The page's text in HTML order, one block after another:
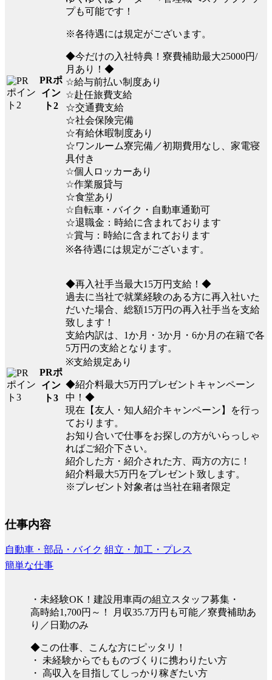
PRポ
イン
ト2
プも可能です！
※各待遇には規定がございます。
◆今だけの入社特典！寮費補助最大25000円/
月あり！◆
☆給与前払い制度あり
☆赴任旅費支給
☆交通費支給
☆社会保険完備
☆有給休暇制度あり
☆ワンルーム寮完備／初期費用なし、家電寝
具付き
☆個人ロッカーあり
☆作業服貸与
☆食堂あり
☆自転車・バイク・自動車通勤可
☆退職金：時給に含まれております
☆賞与：時給に含まれております
※各待遇には規定がございます。
PRポ
イン
ト3
◆再入社手当最大15万円支給！◆
過去に当社で就業経験のある方に再入社いた
だいた場合、総額15万円の再入社手当を支給
致します！
支給内訳は、1か月・3か月・6か月の在籍で各
5万円の支給となります。
※支給規定あり
◆紹介料最大5万円プレゼントキャンペーン
中！◆
現在【友人・知人紹介キャンペーン】を行っ
ております。
お知り合いで仕事をお探しの方がいらっしゃ
ればご紹介下さい。
紹介した方・紹介された方、両方の方に！
紹介料最大5万円をプレゼント致します。
※プレゼント対象者は当社在籍者限定
仕事内容
自動車・部品・バイク 組立・加工・プレス
簡単な仕事
・未経験OK！建設用車両の組立スタッフ募集・
高時給1,700円～！ 月収35.7万円も可能／寮費補助あ
り／日勤のみ
◆この仕事、こんな方にピッタリ！
・ 未経験からでもものづくりに携わりたい方
・ 高収入を目指してしっかり稼ぎたい方